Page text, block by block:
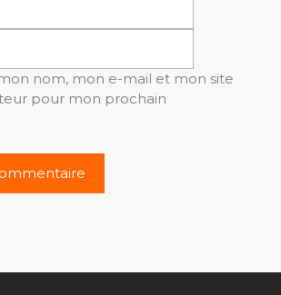
nom, mon e-mail et mon site
pour mon prochain